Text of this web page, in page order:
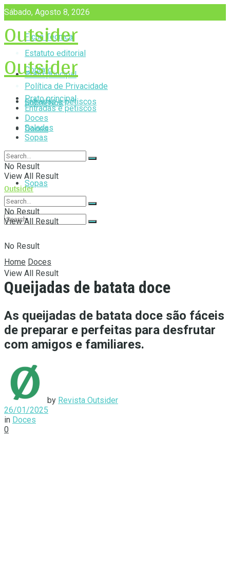
Sábado, Agosto 8, 2026
Ficha Técnica
Estatuto editorial
Contato
Política de Privacidade
Sobre Nós
Outsider
Prato principal
Entradas e petiscos
Doces
Saladas
Sopas
No Result
View All Result
Outsider
Prato principal
Entradas e petiscos
Doces
Saladas
Sopas
No Result
View All Result
Outsider
No Result
View All Result
Home Doces
Queijadas de batata doce
As queijadas de batata doce são fáceis
de preparar e perfeitas para desfrutar
com amigos e familiares.
by Revista Outsider
26/01/2025
in Doces
0